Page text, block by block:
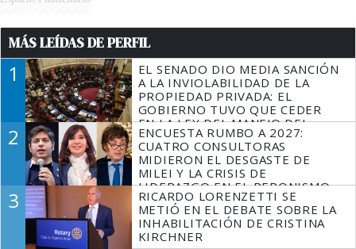
MÁS LEÍDAS DE PERFIL
1
EL SENADO DIO MEDIA SANCIÓN
A LA INVIOLABILIDAD DE LA
PROPIEDAD PRIVADA: EL
GOBIERNO TUVO QUE CEDER
EN LA LEY DEL MANEJO DEL
FUEGO
2
ENCUESTA RUMBO A 2027:
CUATRO CONSULTORAS
MIDIERON EL DESGASTE DE
MILEI Y LA CRISIS DE
LIDERAZGO EN EL PERONISMO
3
RICARDO LORENZETTI SE
METIÓ EN EL DEBATE SOBRE LA
INHABILITACIÓN DE CRISTINA
KIRCHNER